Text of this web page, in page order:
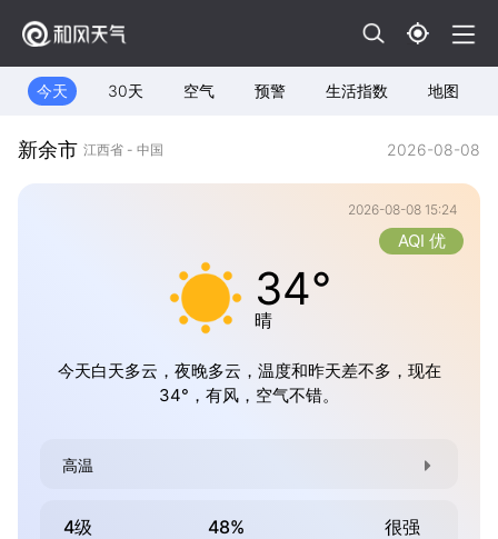
今天 30天 空气 预警 生活指数 地图
新余市 江西省 - 中国 2026-08-08
2026-08-08 15:24
34°
晴
AQI 优
今天白天多云，夜晚多云，温度和昨天差不多，现在
34°，有风，空气不错。
高温
4级 48% 很强